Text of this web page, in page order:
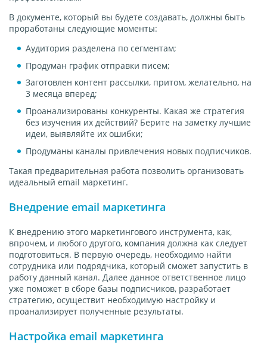
В документе, который вы будете создавать, должны быть
проработаны следующие моменты:
Аудитория разделена по сегментам;
Продуман график отправки писем;
Заготовлен контент рассылки, притом, желательно, на
3 месяца вперед;
Проанализированы конкуренты. Какая же стратегия
без изучения их действий? Берите на заметку лучшие
идеи, выявляйте их ошибки;
Продуманы каналы привлечения новых подписчиков.
Такая предварительная работа позволить организовать
идеальный email маркетинг.
Внедрение email маркетинга
К внедрению этого маркетингового инструмента, как,
впрочем, и любого другого, компания должна как следует
подготовиться. В первую очередь, необходимо найти
сотрудника или подрядчика, который сможет запустить в
работу данный канал. Далее данное ответственное лицо
уже поможет в сборе базы подписчиков, разработает
стратегию, осуществит необходимую настройку и
проанализирует полученные результаты.
Настройка email маркетинга